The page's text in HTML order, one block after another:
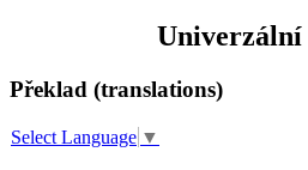
Univerzální
Překlad (translations)
Select Language ▼